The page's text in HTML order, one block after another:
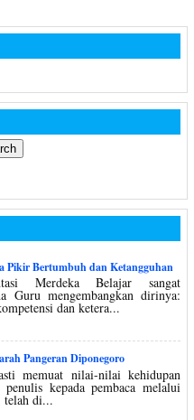
Pikir Bertumbuh dan Ketangguhan
Merdeka Belajar sangat
Guru mengembangkan dirinya:
dan ketera...
Pangeran Diponegoro
memuat nilai-nilai kehidupan
kepada pembaca melalui
telah di...